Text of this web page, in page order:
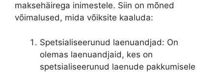
maksehäirega inimestele. Siin on mõned
võimalused, mida võiksite kaaluda:
Spetsialiseerunud laenuandjad: On
olemas laenuandjaid, kes on
spetsialiseerunud laenude pakkumisele